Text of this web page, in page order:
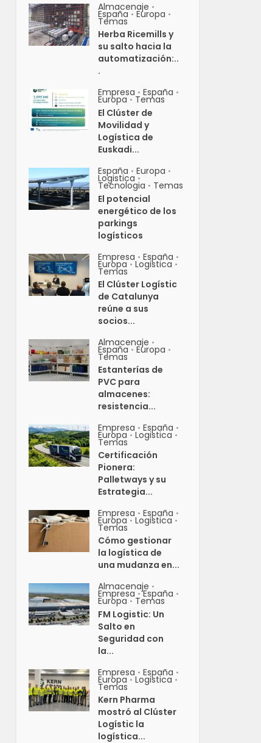
Almacenaje •
España • Europa •
Temas
Herba Ricemills y
su salto hacia la
automatización:..
.
Empresa • España •
Europa • Temas
El Clúster de
Movilidad y
Logística de
Euskadi...
España • Europa •
Logistica •
Tecnologia • Temas
El potencial
energético de los
parkings
logísticos
Empresa • España •
Europa • Logistica •
Temas
El Clúster Logístic
de Catalunya
reúne a sus
socios...
Almacenaje •
España • Europa •
Temas
Estanterías de
PVC para
almacenes:
resistencia...
Empresa • España •
Europa • Logistica •
Temas
Certificación
Pionera:
Palletways y su
Estrategia...
Empresa • España •
Europa • Logistica •
Temas
Cómo gestionar
la logística de
una mudanza en...
Almacenaje •
Empresa • España •
Europa • Temas
FM Logistic: Un
Salto en
Seguridad con
la...
Empresa • España •
Europa • Logistica •
Temas
Kern Pharma
mostró al Clúster
Logístic la
logística...